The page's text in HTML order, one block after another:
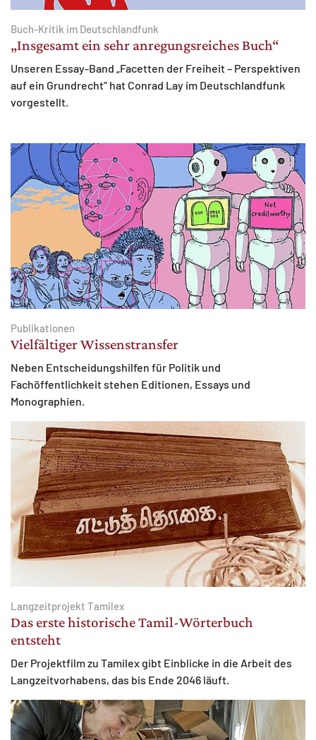
Buch-Kritik im Deutschlandfunk
„Insgesamt ein sehr anregungsreiches Buch“
Unseren Essay-Band „Facetten der Freiheit – Perspektiven
auf ein Grundrecht“ hat Conrad Lay im Deutschlandfunk
vorgestellt.
Publikationen
Vielfältiger Wissenstransfer
Neben Entscheidungshilfen für Politik und
Fachöffentlichkeit stehen Editionen, Essays und
Monographien.
Langzeitprojekt Tamilex
Das erste historische Tamil-Wörterbuch
entsteht
Der Projektfilm zu Tamilex gibt Einblicke in die Arbeit des
Langzeitvorhabens, das bis Ende 2046 läuft.